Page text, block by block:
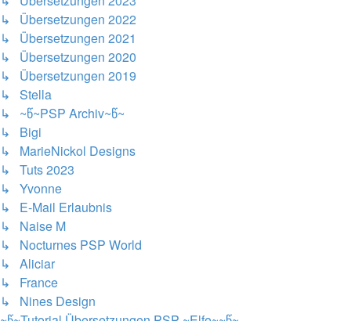
↳ Übersetzungen 2022
↳ Übersetzungen 2021
↳ Übersetzungen 2020
↳ Übersetzungen 2019
↳ Stella
↳ ~წ~PSP Archiv~წ~
↳ Bigi
↳ MarieNickol Designs
↳ Tuts 2023
↳ Yvonne
↳ E-Mail Erlaubnis
↳ Naise M
↳ Nocturnes PSP World
↳ Aliciar
↳ France
↳ Nines Design